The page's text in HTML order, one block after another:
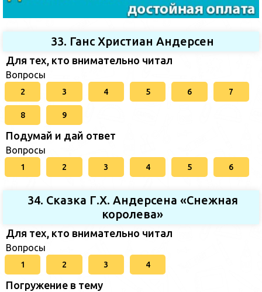
33. Ганс Христиан Андерсен
Для тех, кто внимательно читал
Вопросы
2 3 4 5 6 7
8 9
Подумай и дай ответ
Вопросы
1 2 3 4 5 6
34. Сказка Г.Х. Андерсена «Снежная
королева»
Для тех, кто внимательно читал
Вопросы
1 2 3 4
Погружение в тему